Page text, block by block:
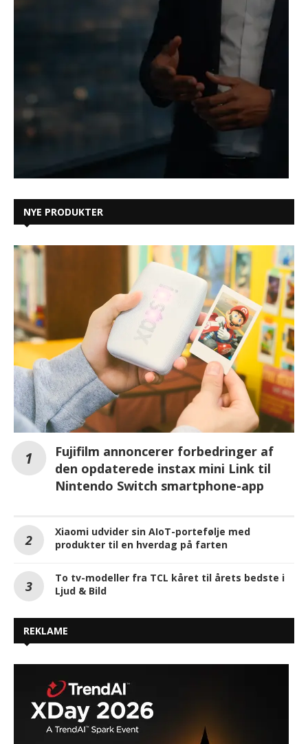
NYE PRODUKTER
Fujifilm annoncerer forbedringer af
den opdaterede instax mini Link til
Nintendo Switch smartphone-app
Xiaomi udvider sin AIoT-portefølje med
produkter til en hverdag på farten
To tv-modeller fra TCL kåret til årets bedste i
Ljud & Bild
REKLAME